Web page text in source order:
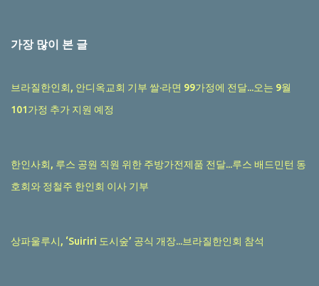
가장 많이 본 글
브라질한인회, 안디옥교회 기부 쌀·라면 99가정에 전달...오는 9월
101가정 추가 지원 예정
한인사회, 루스 공원 직원 위한 주방가전제품 전달...루스 배드민턴 동
호회와 정철주 한인회 이사 기부
상파울루시, ‘Suiriri 도시숲’ 공식 개장...브라질한인회 참석